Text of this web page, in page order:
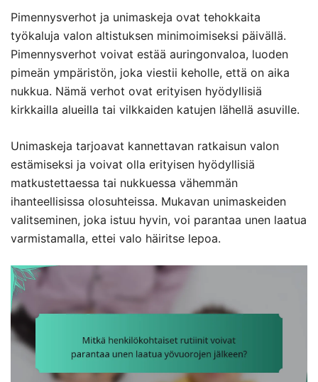
Pimennysverhot ja unimaskeja ovat tehokkaita
työkaluja valon altistuksen minimoimiseksi päivällä.
Pimennysverhot voivat estää auringonvaloa, luoden
pimeän ympäristön, joka viestii keholle, että on aika
nukkua. Nämä verhot ovat erityisen hyödyllisiä
kirkkailla alueilla tai vilkkaiden katujen lähellä asuville.
Unimaskeja tarjoavat kannettavan ratkaisun valon
estämiseksi ja voivat olla erityisen hyödyllisiä
matkustettaessa tai nukkuessa vähemmän
ihanteellisissa olosuhteissa. Mukavan unimaskeiden
valitseminen, joka istuu hyvin, voi parantaa unen laatua
varmistamalla, ettei valo häiritse lepoa.